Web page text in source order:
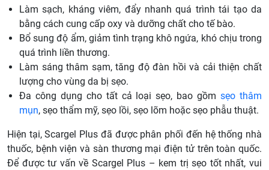
Làm sạch, kháng viêm, đẩy nhanh quá trình tái tạo da
bằng cách cung cấp oxy và dưỡng chất cho tế bào.
Bổ sung độ ẩm, giảm tình trạng khô ngứa, khó chịu trong
quá trình liền thương.
Làm sáng thâm sạm, tăng độ đàn hồi và cải thiện chất
lượng cho vùng da bị sẹo.
Đa công dụng cho tất cả loại sẹo, bao gồmsẹo thâm
mụn, sẹo thẩm mỹ, sẹo lồi, sẹo lõm hoặc sẹo phẫu thuật.
Hiện tại, Scargel Plus đã được phân phối đến hệ thống nhà
thuốc, bệnh viện và sàn thương mại điện tử trên toàn quốc.
Để được tư vấn về Scargel Plus – kem trị sẹo tốt nhất, vui